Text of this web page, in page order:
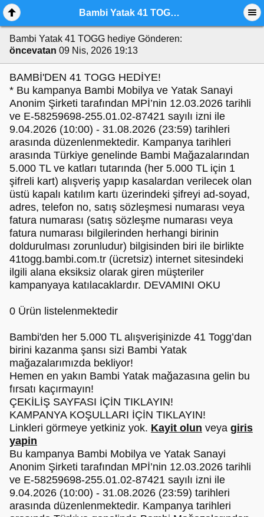
Bambi Yatak 41 TOGG hediye
Bambi Yatak 41 TOGG hediye Gönderen:
öncevatan 09 Nis, 2026 19:13
BAMBİ'DEN 41 TOGG HEDİYE!
* Bu kampanya Bambi Mobilya ve Yatak Sanayi
Anonim Şirketi tarafından MPİ’nin 12.03.2026 tarihli
ve E-58259698-255.01.02-87421 sayılı izni ile
9.04.2026 (10:00) - 31.08.2026 (23:59) tarihleri
arasında düzenlenmektedir. Kampanya tarihleri
arasında Türkiye genelinde Bambi Mağazalarından
5.000 TL ve katları tutarında (her 5.000 TL için 1
şifreli kart) alışveriş yapıp kasalardan verilecek olan
üstü kapalı katılım kartı üzerindeki şifreyi ad-soyad,
adres, telefon no, satış sözleşmesi numarası veya
fatura numarası (satış sözleşme numarası veya
fatura numarası bilgilerinden herhangi birinin
doldurulması zorunludur) bilgisinden biri ile birlikte
41togg.bambi.com.tr (ücretsiz) internet sitesindeki
ilgili alana eksiksiz olarak giren müşteriler
kampanyaya katılacaklardır. DEVAMINI OKU
0 Ürün listelenmektedir
Bambi'den her 5.000 TL alışverişinizde 41 Togg’dan
birini kazanma şansı sizi Bambi Yatak
mağazalarımızda bekliyor!
Hemen en yakın Bambi Yatak mağazasına gelin bu
fırsatı kaçırmayın!
ÇEKİLİŞ SAYFASI İÇİN TIKLAYIN!
KAMPANYA KOŞULLARI İÇİN TIKLAYIN!
Linkleri görmeye yetkiniz yok. Kayit olun veya giris
yapin
Bu kampanya Bambi Mobilya ve Yatak Sanayi
Anonim Şirketi tarafından MPİ’nin 12.03.2026 tarihli
ve E-58259698-255.01.02-87421 sayılı izni ile
9.04.2026 (10:00) - 31.08.2026 (23:59) tarihleri
arasında düzenlenmektedir. Kampanya tarihleri